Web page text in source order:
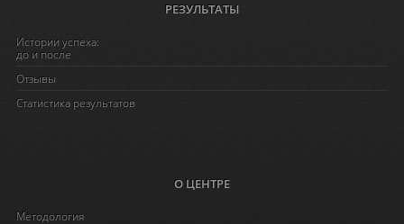
РЕЗУЛЬТАТЫ
Истории успеха:
до и после
Отзывы
Статистика результатов
О ЦЕНТРЕ
Методология